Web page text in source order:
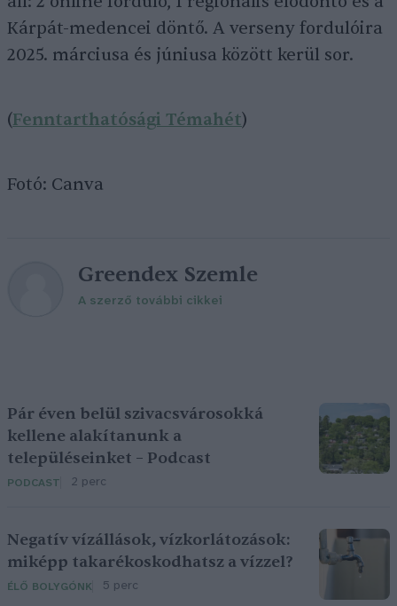
Kárpát-medencei döntő. A verseny fordulóira
2025. márciusa és júniusa között kerül sor.
(Fenntarthatósági Témahét)
Fotó: Canva
Greendex Szemle
A szerző további cikkei
Pár éven belül szivacsvárosokká
kellene alakítanunk a
településeinket – Podcast
PODCAST 2 perc
Negatív vízállások, vízkorlátozások:
miképp takarékoskodhatsz a vízzel?
ÉLŐ BOLYGÓNK 5 perc